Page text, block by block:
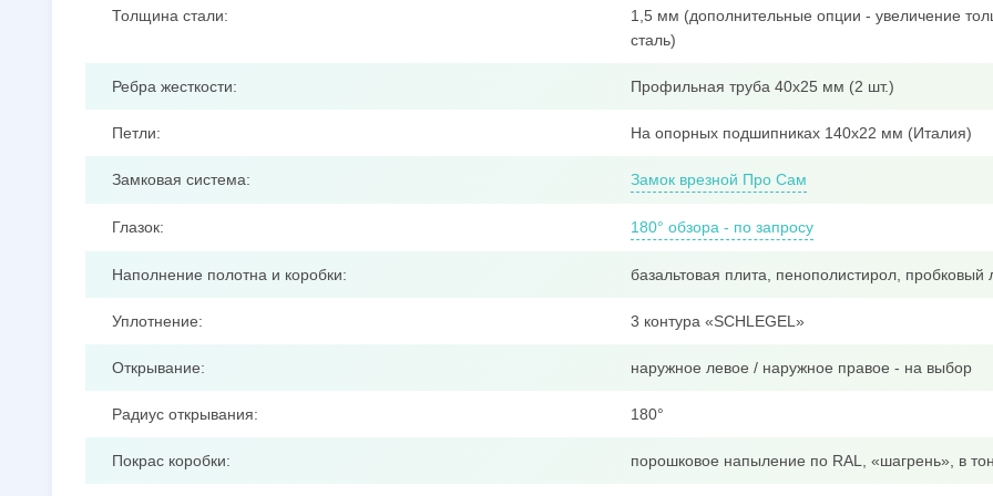
Толщина стали:
1,5 мм (дополнительные опции - увеличение
сталь)
Ребра жесткости: Профильная труба 40x25 мм (2 шт.)
Петли: На опорных подшипниках 140х22 мм (Италия)
Замковая система: Замок врезной Про Сам
Глазок: 180° обзора - по запросу
Наполнение полотна и коробки: базальтовая плита, пенополистирол, пробковый
Уплотнение: 3 контура «SCHLEGEL»
Открывание: наружное левое / наружное правое - на выбор
Радиус открывания: 180°
Покрас коробки: порошковое напыление по RAL, «шагрень», в